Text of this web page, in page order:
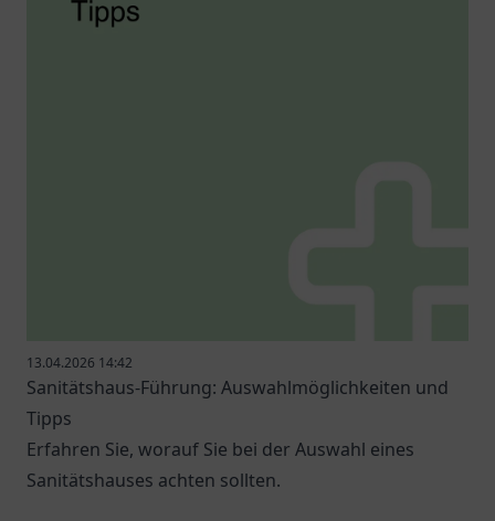
13.04.2026 14:42
Sanitätshaus-Führung: Auswahlmöglichkeiten und
Tipps
Erfahren Sie, worauf Sie bei der Auswahl eines
Sanitätshauses achten sollten.